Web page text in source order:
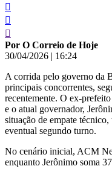
Por O Correio de Hoje
30/04/2026 | 16:24
A corrida pelo governo da
principais concorrentes,
recentemente. O ex-
e o atual governador,
situação de empate
eventual segundo turno.
No cenário inicial, ACM
enquanto Jerônimo soma